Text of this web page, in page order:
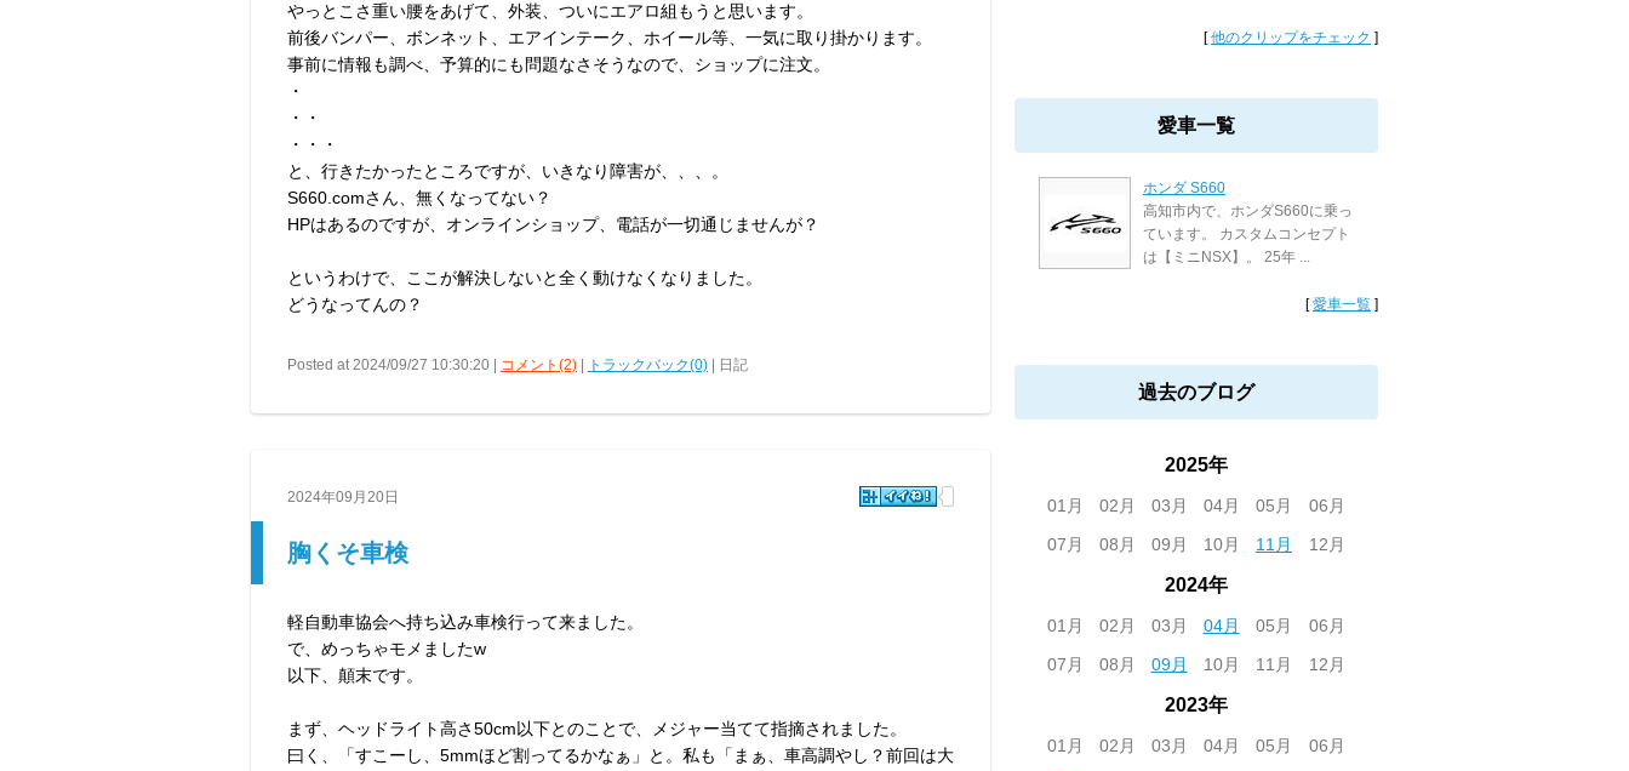
やっとこさ重い腰をあげて、外装、ついにエアロ組もうと思います。
前後バンパー、ボンネット、エアインテーク、ホイール等、一気に取り掛かります。
事前に情報も調べ、予算的にも問題なさそうなので、ショップに注文。
・
・・
・・・
と、行きたかったところですが、いきなり障害が、、、。
S660.comさん、無くなってない？
HPはあるのですが、オンラインショップ、電話が一切通じませんが？
というわけで、ここが解決しないと全く動けなくなりました。
どうなってんの？
Posted at 2024/09/27 10:30:20 | コメント(2) トラックバック(0) | 日記
2024年09月20日
胸くそ車検
軽自動車協会へ持ち込み車検行って来ました。
で、めっちゃモメましたw
以下、顛末です。
まず、ヘッドライト高さ50cm以下とのことで、メジャー当てて指摘されました。
曰く、「すこーし、5mmほど割ってるかなぁ」と。私も「まぁ、車高調やし？前回は大
[他のクリップをチェック ]
愛車一覧
ホンダ S660
高知市内で、ホンダS660に乗っ
ています。 カスタムコンセプト
は【ミニNSX】。 25年 ...
[愛車一覧 ]
過去のブログ
2025年
01月 02月 03月 04月 05月
06月
07月
08月 09月 10月 11月 12月
2024年
01月 02月 03月 04月 05月
06月
07月
08月 09月 10月 11月 12月
2023年
01月 02月 03月 04月 05月
06月